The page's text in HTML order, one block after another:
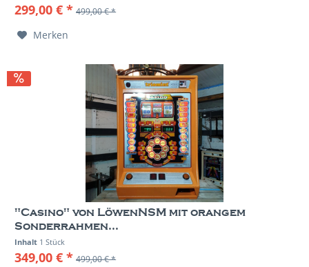
299,00 € * 499,00 € *
Merken
"Casino" von LöwenNSM mit orangem
Sonderrahmen...
Inhalt 1 Stück
349,00 € * 499,00 € *